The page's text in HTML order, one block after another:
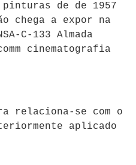
de de 1957
chega a expor na
C-133 Almada
cinematografia
relaciona-se com o
aplicado